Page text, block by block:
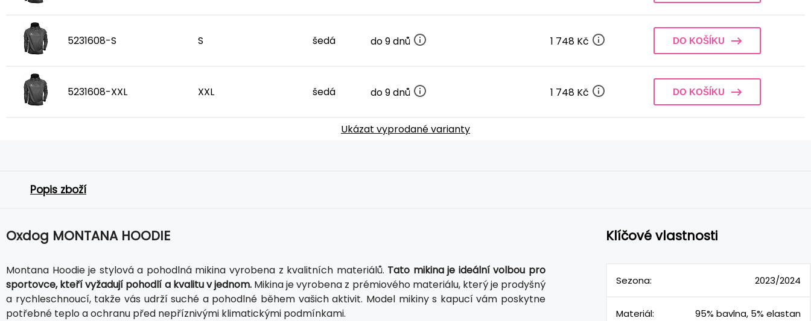
5231608-S S šedá do 9 dnů 1 748 Kč DO KOŠÍKU
5231608-XXL XXL šedá do 9 dnů 1 748 Kč DO KOŠÍKU
Ukázat vyprodané varianty
Popis zboží
Oxdog MONTANA HOODIE
Montana Hoodie je stylová a pohodlná mikina vyrobena z kvalitních materiálů. Tato mikina je ideální volbou pro
sportovce, kteří vyžadují pohodlí a kvalitu v jednom.Mikina je vyrobena z prémiového materiálu, který je prodyšný
a rychleschnoucí, takže vás udrží suché a pohodlné během vašich aktivit. Model mikiny s kapucí vám poskytne
potřebné teplo a ochranu před nepříznivými klimatickými podmínkami.
Klíčové vlastnosti
Sezona: 2023/2024
Materiál: 95% bavlna, 5% elastan